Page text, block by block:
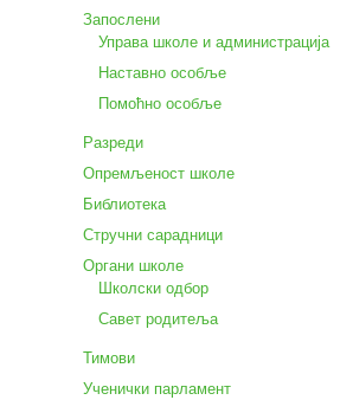
Запослени
Управа школе и администрација
Наставно особље
Помоћно особље
Разреди
Опремљеност школе
Библиотека
Стручни сарадници
Органи школе
Школски одбор
Савет родитеља
Тимови
Ученички парламент